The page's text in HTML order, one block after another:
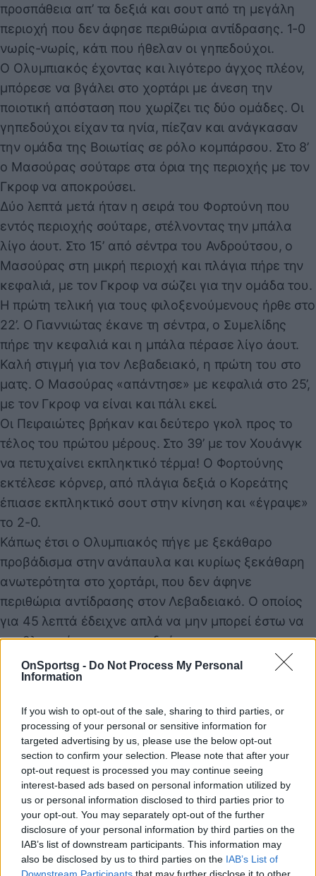
OnSportsg - Do Not Process My Personal
Information
If you wish to opt-out of the sale, sharing to third parties, or
processing of your personal or sensitive information for
targeted advertising by us, please use the below opt-out
section to confirm your selection. Please note that after your
opt-out request is processed you may continue seeing
interest-based ads based on personal information utilized by
us or personal information disclosed to third parties prior to
your opt-out. You may separately opt-out of the further
disclosure of your personal information by third parties on the
IAB’s list of downstream participants. This information may
also be disclosed by us to third parties on the IAB’s List of
Downstream Participants that may further disclose it to other
προσπάθεια απ’ τα δεξιά και σουτ από τη μεγάλη
περιοχή που δεν άφησε περιθώρια αντίδρασης. 1-0
νωρίς-νωρίς, κάτι που ήθελαν οι γηπεδούχοι.
Ο Ολυμπιακός έχοντας και λιγότερο άγχος πλέον,
μπόρεσε να βγάλει στο χορτάρι με άνεση την
ποιοτική απόσταση που χωρίζει τις δύο ομάδες. Οι
γηπεδούχοι είχαν τα ηνία, πίεζαν και ανάγκασαν
την ομάδα της Βοιωτίας σε ρόλο κομπάρσου. Στο 8’
ο Μασούρας σούταρε στα όρια της περιοχής με τον
Γκροφ να αποκρούσει.
Δύο λεπτά μετά ήταν η σειρά του Φορτούνη που
εντός περιοχής σούταρε, στέλνοντας την μπάλα
λίγο άουτ. Στο 15’ από σέντρα του Ανδρούτσου, ο
Μασούρας στη μικρή περιοχή και πλάγια πήρε την
κεφαλιά, με τον Γκροφ να σώζει για την ομάδα του.
Η πρώτη τελική για τους φιλοξενούμενους ήρθε στο
22’. Ο Γιαννιώτας έκανε τη σέντρα, ο Συμελίδης
πήρε την κεφαλιά και η μπάλα πέρασε λίγο άουτ.
Καλή στιγμή για τον Λεβαδειακό, η πρώτη του στο
ματς. Ο Μασούρας «απάντησε» με κεφαλιά στο 25’,
με τον Γκροφ να είναι και πάλι εκεί.
Οι Πειραιώτες βρήκαν και δεύτερο γκολ προς το
τέλος του πρώτου μέρους. Στο 39’ με τον Χουάνγκ
να πετυχαίνει εκπληκτικό τέρμα! Ο Φορτούνης
εκτέλεσε κόρνερ, από πλάγια δεξιά ο Κορεάτης
έπιασε εκπληκτικό σουτ στην κίνηση και «έγραψε»
το 2-0.
Κάπως έτσι ο Ολυμπιακός πήγε με ξεκάθαρο
προβάδισμα στην ανάπαυλα και κυρίως ξεκάθαρη
ανωτερότητα στο χορτάρι, που δεν άφηνε
περιθώρια αντίδρασης στον Λεβαδειακό. Ο οποίος
για 45 λεπτά έδειχνε απλά να μην μπορεί έστω να
προβληματίσει τους γηπεδούχους.
Το δεύτερο μέρος άρχισε ακριβώς όπως το πρώτο.
Με τον Μπιέλ να σκοράρει νωρίς-νωρίς. Στο 49’ για
Φορτούνης βρήκε τον Ισπανό που δε δυσκολεύτηκε
να «γράψει» το 3-0. Η νίκη έτσι κι αλλιώς είχε
κριθεί και ο Ολυμπιακός είχε ευκαιρία απλά να
διαχειριστεί την αναμέτρηση σε επίπεδο ενέργειας.
Λίγα λεπτά μετά, οι πάντες στον Ολυμπιακό
διαμαρτυρήθηκαν για χέρι του Τσάπρα μέσα στην
περιοχή. Ο παίκτης του Λεβαδειακού γλίστρησε και
βρήκε την μπάλα, με τον διαιτητή να καλείται να